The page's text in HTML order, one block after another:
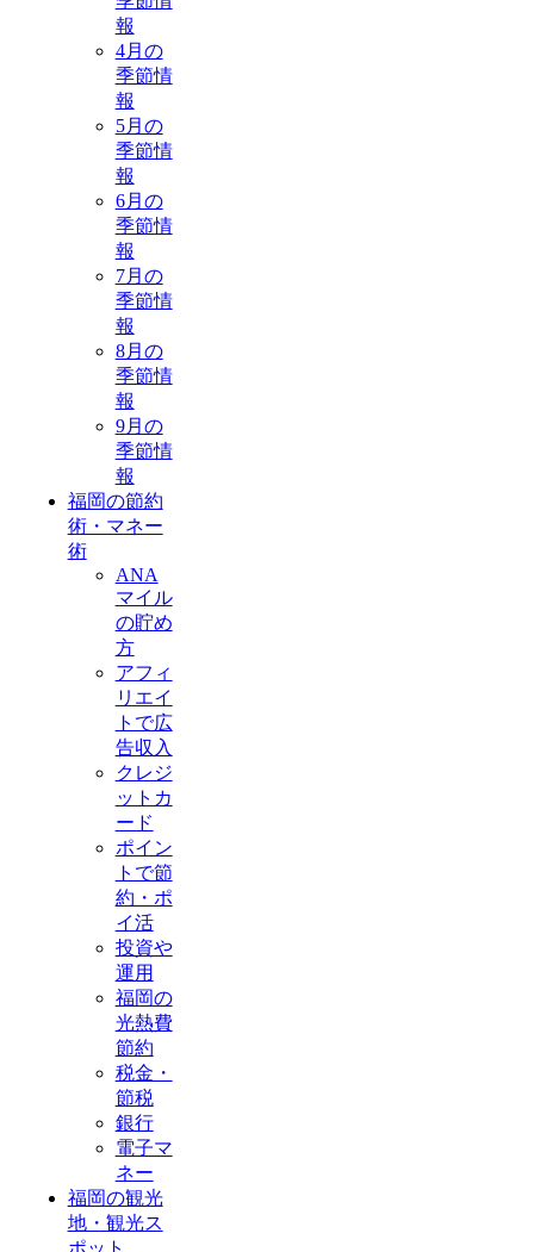
報
4月の
季節情
報
5月の
季節情
報
6月の
季節情
報
7月の
季節情
報
8月の
季節情
報
9月の
季節情
報
福岡の節約
術・マネー
術
ANA
マイル
の貯め
方
アフィ
リエイ
トで広
告収入
クレジ
ットカ
ード
ポイン
トで節
約・ポ
イ活
投資や
運用
福岡の
光熱費
節約
税金・
節税
銀行
電子マ
ネー
福岡の観光
地・観光ス